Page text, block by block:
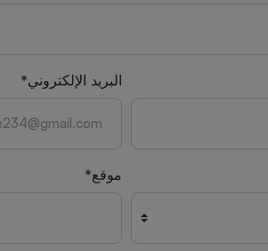
البريد الإلكتروني*
موقع*